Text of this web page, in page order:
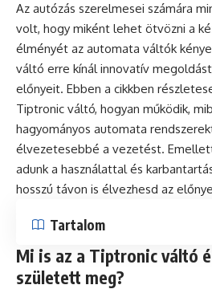
Az autózás szerelmesei számára
volt, hogy miként lehet ötvözni a
élményét az automata váltók
váltó erre kínál innovatív
előnyeit. Ebben a cikkben
Tiptronic váltó, hogyan működik,
hagyományos automata
élvezetesebbé a vezetést.
adunk a használattal és
hosszú távon is élvezhesd az
Tartalom
Mi is az a Tiptronic váltó
született meg?